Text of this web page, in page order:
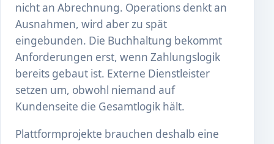
nicht an Abrechnung. Operations denkt an
Ausnahmen, wird aber zu spät
eingebunden. Die Buchhaltung bekommt
Anforderungen erst, wenn Zahlungslogik
bereits gebaut ist. Externe Dienstleister
setzen um, obwohl niemand auf
Kundenseite die Gesamtlogik hält.
Plattformprojekte brauchen deshalb eine